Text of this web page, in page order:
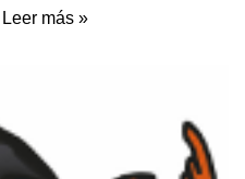
Leer más »